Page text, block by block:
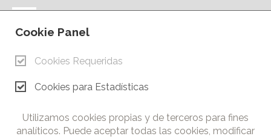
AVISO LEGAL
CONTACTO
Cámara de Comercio e Industria de Ciudad Real. Todos los
derechos reservados. Prohibida la reproducción total o parcial
de los contenidos de esta web.
Cookie Panel
Cookies Requeridas
Cookies para Estadísticas
Utilizamos cookies propias y de terceros para fines
analíticos. Puede aceptar todas las cookies, modificar